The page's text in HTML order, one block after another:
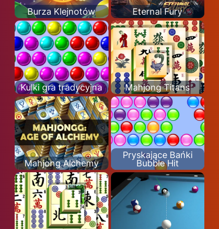
Burza Klejnotów Eternal Fury
Kulki gra tradycyjna Mahjong Titans
Mahjong Alchemy
Pryskające Bańki
Bubble Hit